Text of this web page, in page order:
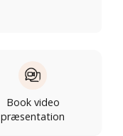
Book video
præsentation